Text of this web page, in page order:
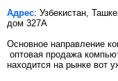
Адрес: Узбекистан,
дом 327А
Основное направление
оптовая продажа
находится на рынке вот